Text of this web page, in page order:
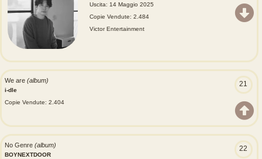
Uscita: 14 Maggio 2025
Copie Vendute: 2.484
Victor Entertainment
21
We are (album)
i-dle
Copie Vendute: 2.404
22
No Genre (album)
BOYNEXTDOOR